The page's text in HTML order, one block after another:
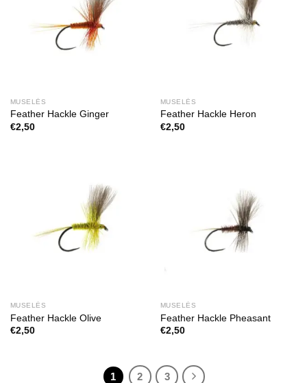
MUSELĖS
Feather Hackle Ginger
€2,50
MUSELĖS
Feather Hackle Heron
€2,50
MUSELĖS
Feather Hackle Olive
€2,50
MUSELĖS
Feather Hackle Pheasant
€2,50
1 2 3